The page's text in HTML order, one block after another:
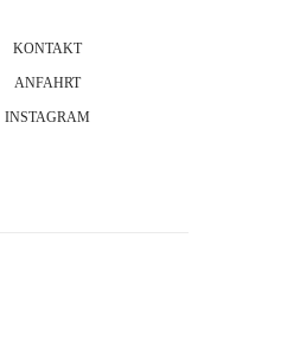
KONTAKT
ANFAHRT
INSTAGRAM